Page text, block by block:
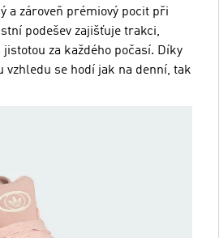
a zároveň prémiový pocit při
podešev zajišťuje trakci,
za každého počasí. Díky
vzhledu se hodí jak na denní, tak